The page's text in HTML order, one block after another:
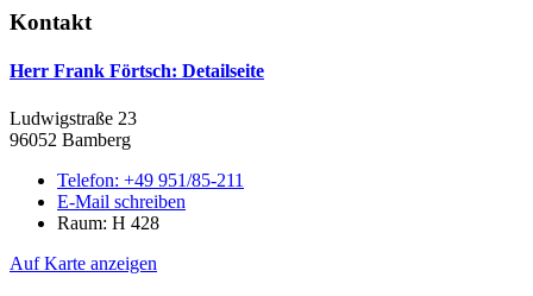
Kontakt
Herr Frank Förtsch: Detailseite
Ludwigstraße 23
96052 Bamberg
Telefon: +49 951/85-211
E-Mail schreiben
Raum: H 428
Auf Karte anzeigen